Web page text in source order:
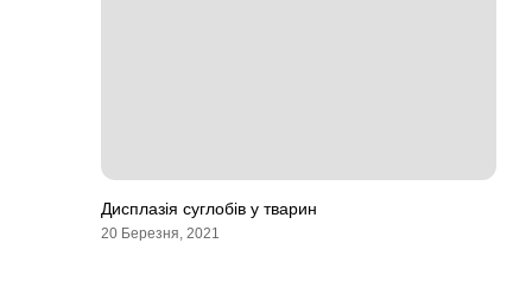
Дисплазія суглобів у тварин
20 Березня, 2021